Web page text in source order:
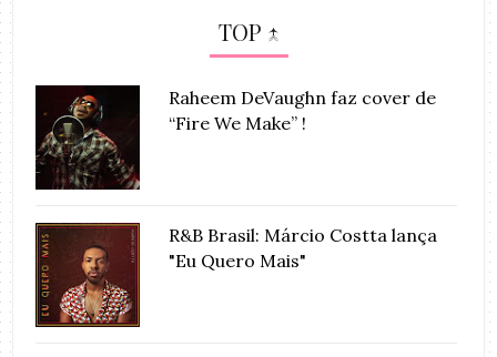
TOP ↑
Raheem DeVaughn faz cover de
“Fire We Make” !
R&B Brasil: Márcio Costta lança
"Eu Quero Mais"